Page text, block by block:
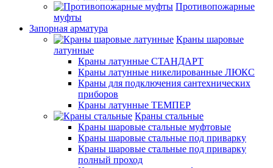
Противопожарные
муфты
Запорная арматура
Краны шаровые
латунные
Краны латунные СТАНДАРТ
Краны латунные никелированные ЛЮКС
Краны для подключения сантехнических
приборов
Краны латунные ТЕМПЕР
Краны стальные
Краны шаровые стальные муфтовые
Краны шаровые стальные под приварку
Краны шаровые стальные под приварку
полный проход